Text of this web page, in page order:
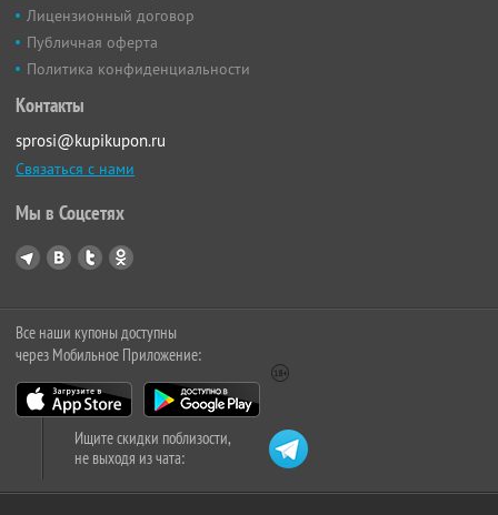
Лицензионный договор
Публичная оферта
Политика конфиденциальности
Контакты
sprosi@kupikupon.ru
Связаться с нами
Мы в Соцсетях
Все наши купоны доступны
через Мобильное Приложение:
Ищите скидки поблизости,
не выходя из чата: